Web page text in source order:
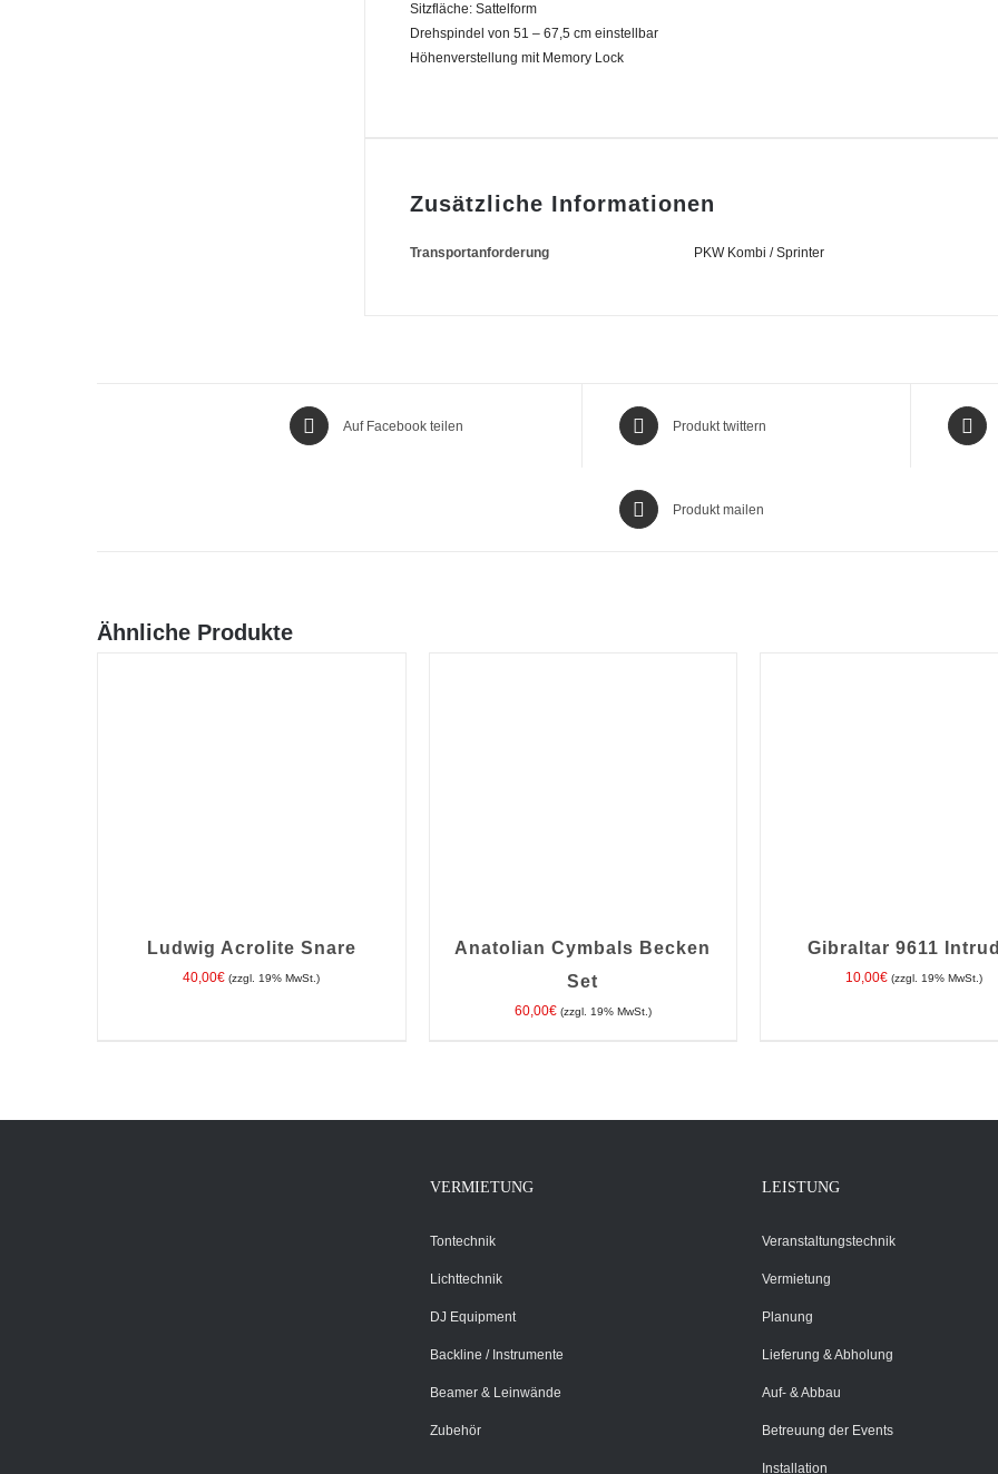
Sitzfläche: Sattelform
Drehspindel von 51 – 67,5 cm einstellbar
Höhenverstellung mit Memory Lock
Zusätzliche Informationen
Transportanforderung PKW Kombi / Sprinter
Auf Facebook teilen Produkt twittern
Produkt mailen
Ähnliche Produkte
Ludwig Acrolite Snare
40,00€ (zzgl. 19% MwSt.)
Anatolian Cymbals Becken
Set
60,00€ (zzgl. 19% MwSt.)
Gibraltar 9611
10,00€ (zzgl. 19% MwSt.)
VERMIETUNG
Tontechnik
Lichttechnik
DJ Equipment
Backline / Instrumente
Beamer & Leinwände
Zubehör
LEISTUNG
Veranstaltungstechnik
Vermietung
Planung
Lieferung & Abholung
Auf- & Abbau
Betreuung der Events
Installation